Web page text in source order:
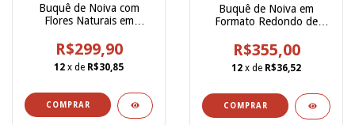
Buquê de Noiva com
Flores Naturais em
Alstroemerias Cor de
Rosa e Marsala -
BN00218
R$299,90
12 x de R$30,85
Buquê de Noiva em
Formato Redondo de
BN00208
R$355,00
12 x de R$36,52
COMPRAR